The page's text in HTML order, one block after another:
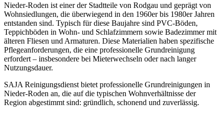
Nieder-Roden ist einer der Stadtteile von Rodgau und geprägt von
Wohnsiedlungen, die überwiegend in den 1960er bis 1980er Jahren
entstanden sind. Typisch für diese Baujahre sind PVC-Böden,
Teppichböden in Wohn- und Schlafzimmern sowie Badezimmer mit
älteren Fliesen und Armaturen. Diese Materialien haben spezifische
Pflegeanforderungen, die eine professionelle Grundreinigung
erfordert – insbesondere bei Mieterwechseln oder nach langer
Nutzungsdauer.
SAJA Reinigungsdienst bietet professionelle Grundreinigungen in
Nieder-Roden an, die auf die typischen Wohnverhältnisse der
Region abgestimmt sind: gründlich, schonend und zuverlässig.